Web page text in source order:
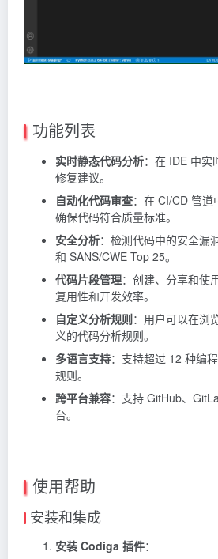
功能列表
实时静态代码分析：在 IDE 中实
修复建议。
自动化代码审查：在 CI/CD 管道
确保代码符合质量标准。
安全分析：检测代码中的安全漏
和 SANS/CWE Top 25。
代码片段管理：创建、分享和使
复用性和开发效率。
自定义分析规则：用户可以在浏
义的代码分析规则。
多语言支持：支持超过 12 种编
规则。
跨平台兼容：支持 GitHub、
台。
使用帮助
安装和集成
安装 Codiga 插件：